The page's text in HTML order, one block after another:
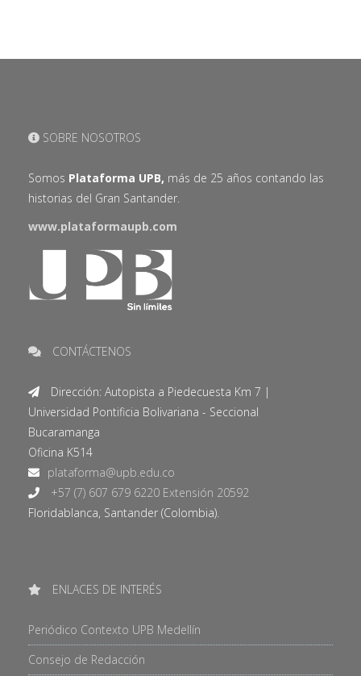
SOBRE NOSOTROS
Somos Plataforma UPB, más de 25 años contando las
historias del Gran Santander.
www.plataformaupb.com
CONTÁCTENOS
Dirección: Autopista a Piedecuesta Km 7 |
Universidad Pontificia Bolivariana - Seccional
Bucaramanga
Oficina K514
+57 (7) 607 679 6220 Extensión 20592
Floridablanca, Santander (Colombia).
ENLACES DE INTERÉS
Periódico Contexto UPB Medellín
Consejo de Redacción